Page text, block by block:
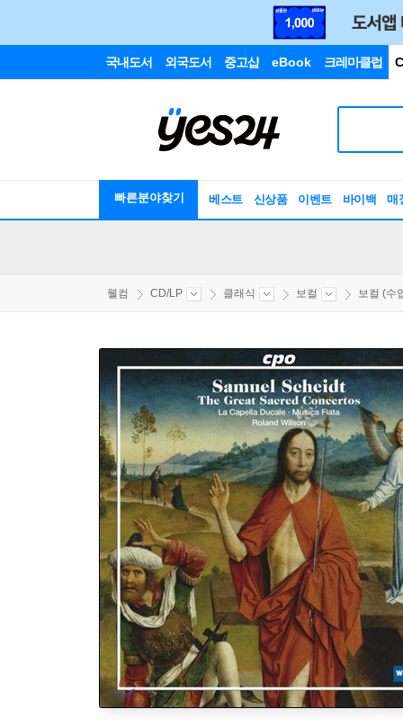
국내도서 외국도서 중고샵 eBook 크레마클럽
빠른분야찾기 베스트 신상품 이벤트 바이백 매
웰컴 CD/LP 클래식 보컬 보컬 (수